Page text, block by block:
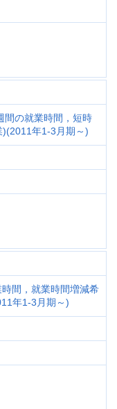
間の就業時間，短時
)(2011年1-3月期～)
間，就業時間増減希
年1-3月期～)